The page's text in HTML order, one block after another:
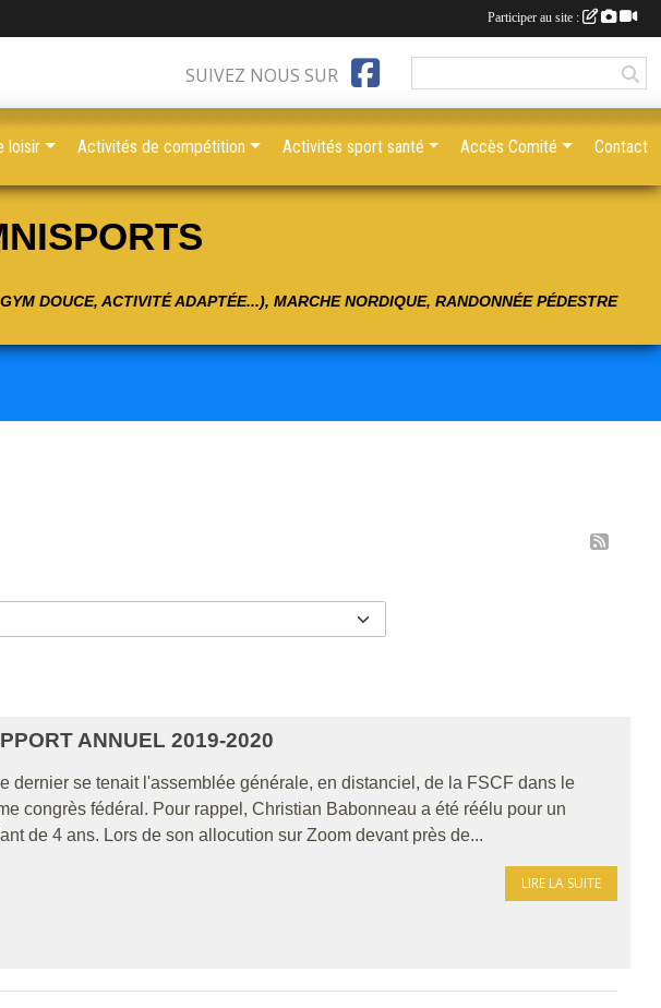
DOUCE, ACTIVITÉ ADAPTÉE...), MARCHE NORDIQUE, RANDONNÉE PÉDESTRE
ANNUEL 2019-2020
dernier se tenait l'assemblée générale, en distanciel, de la FSCF dans le
congrès fédéral. Pour rappel, Christian Babonneau a été réélu pour un
de 4 ans. Lors de son allocution sur Zoom devant près de...
LIRE LA SUITE
SUIVEZ NOUS SUR
loisir Activités de compétition Activités sport santé Accès Comité Contact
Participer au site :